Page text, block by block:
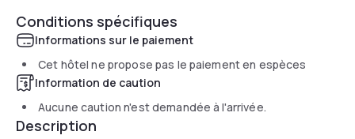
Conditions spécifiques
Informations sur le paiement
Cet hôtel ne propose pas le paiement en espèces
Information de caution
Aucune caution n'est demandée à l'arrivée.
Description